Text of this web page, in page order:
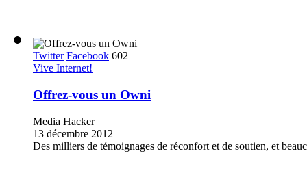
Twitter Facebook 602
Vive Internet!
Offrez-vous un Owni
Media Hacker
13 décembre 2012
Des milliers de témoignages de réconfort et de soutien, et